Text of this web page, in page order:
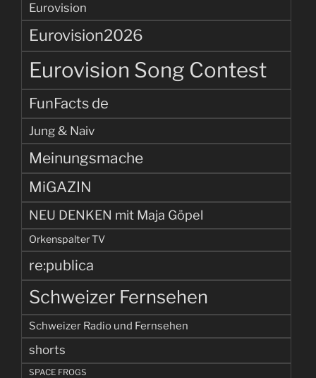
Eurovision
Eurovision2026
Eurovision Song Contest
FunFacts de
Jung & Naiv
Meinungsmache
MiGAZIN
NEU DENKEN mit Maja Göpel
Orkenspalter TV
re:publica
Schweizer Fernsehen
Schweizer Radio und Fernsehen
shorts
SPACE FROGS